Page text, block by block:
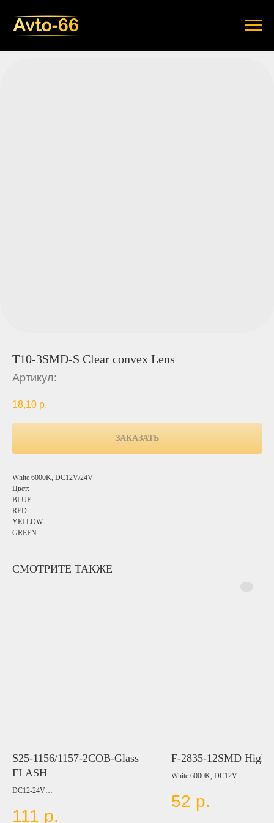
T10-3SMD-S Clear convex Lens
Артикул:
18,10 р.
ЗАКАЗАТЬ
White 6000K, DC12V/24V
Цвет:
BLUE
RED
YELLOW
GREEN
СМОТРИТЕ ТАКЖЕ
S25-1156/1157-2COB-Glass
FLASH
DC12-24V
Цвет:
111 р.
F-2835-12SMD High
White 6000K, DC12V
LED Type: SMD3014
52 р.